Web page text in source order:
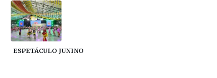
ESPETÁCULO JUNINO